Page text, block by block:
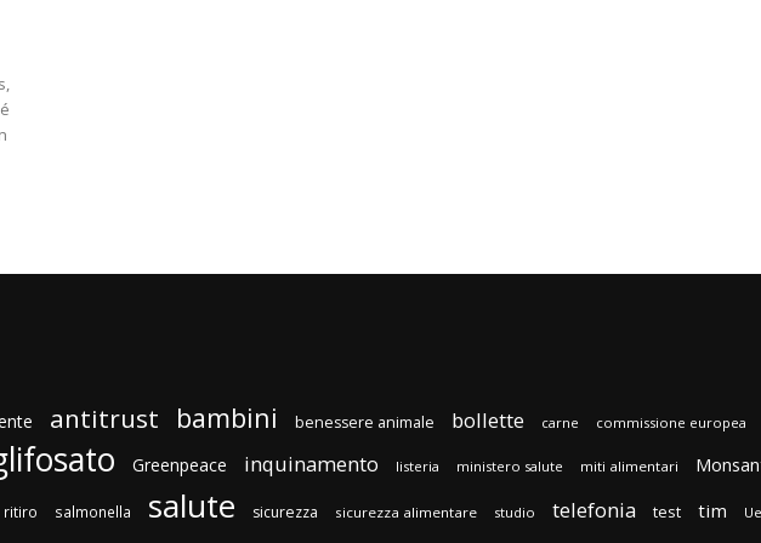
antitrust bambini benessere animale bollette carne commissione europea
Greenpeace inquinamento listeria ministero salute miti alimentari
ritiro salmonella salute sicurezza sicurezza alimentare studio telefonia test tim Ue